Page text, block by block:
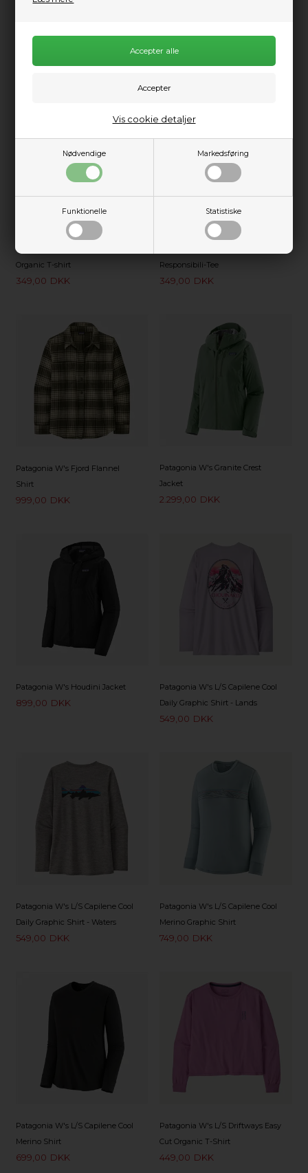
Nødvendige Markedsføring
Funktionelle Statistiske
Vis cookie detaljer
999,00 DKK
Patagonia W's CTA Easy Cut
Organic T-shirt
349,00 DKK
Responsibili-Tee
349,00 DKK
Patagonia W's Fjord Flannel
Shirt
999,00 DKK
Patagonia W's Granite Crest
Jacket
2.299,00 DKK
Patagonia W's Houdini Jacket
899,00 DKK
Patagonia W's L/S Capilene Cool
Daily Graphic Shirt - Lands
549,00 DKK
Patagonia W's L/S Capilene Cool
Daily Graphic Shirt - Waters
549,00 DKK
Patagonia W's L/S Capilene Cool
Merino Graphic Shirt
749,00 DKK
Patagonia W's L/S Capilene Cool
Merino Shirt
699,00 DKK
Patagonia W's L/S Driftways Easy
Cut Organic T-Shirt
449,00 DKK